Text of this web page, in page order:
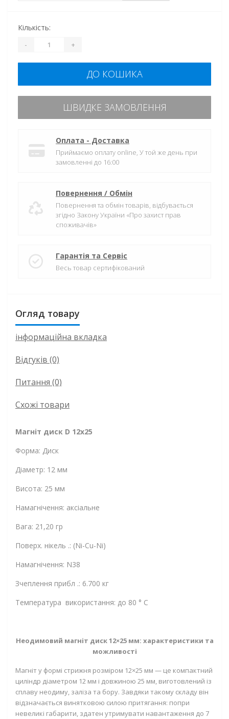
Кількість:
- +
ДО КОШИКА
ШВИДКЕ ЗАМОВЛЕННЯ
Оплата - Доставка
Приймаємо оплату online, У той же день при
замовленні до 16:00
Повернення / Обмін
Повернення та обмін товарів, відбувається
згідно Закону України «Про захист прав
споживачів»
Гарантія та Сервіс
Весь товар сертифікований
Огляд товару
інформаційна вкладка
Відгуків (0)
Питання (0)
Схожі товари
Магніт диск D 12x25
Форма: Диск
Діаметр: 12 мм
Висота: 25 мм
Намагнічення: аксіальне
Вага: 21,20 гр
Поверх. нікель .: (Ni-Cu-Ni)
Намагнічення: N38
Зчеплення прибл .: 6.700 кг
Температура використання: до 80 ° C
Неодимовий магніт диск 12×25 мм: характеристики та
можливості
Магніт у формі стрижня розміром 12×25 мм — це компактний
циліндр діаметром 12 мм і довжиною 25 мм, виготовлений із
сплаву неодиму, заліза та бору. Завдяки такому складу він
відзначається винятковою силою притягання: попри
невеликі габарити, здатен утримувати навантаження до 7